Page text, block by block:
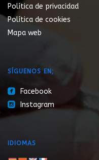
Política de privacidad
Política de cookies
Mapa web
SÍGUENOS EN;
roundedfacebook Facebook
roundedinstagram Instagram
IDIOMAS